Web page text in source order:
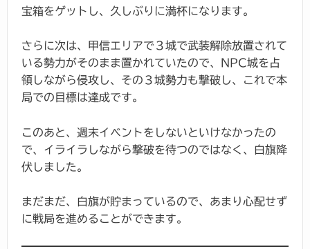
宝箱をゲットし、久しぶりに満杯になります。
さらに次は、甲信エリアで３城で武装解除放置されて
いる勢力がそのまま置かれていたので、NPC城を占
領しながら侵攻し、その３城勢力も撃破し、これで本
局での目標は達成です。
このあと、週末イベントをしないといけなかったの
で、イライラしながら撃破を待つのではなく、白旗降
伏しました。
まだまだ、白旗が貯まっているので、あまり心配せず
に戦局を進めることができます。